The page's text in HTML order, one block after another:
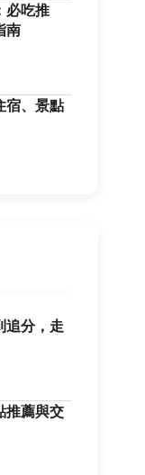
必吃推
南
宿、景點
追分，走
推薦與交